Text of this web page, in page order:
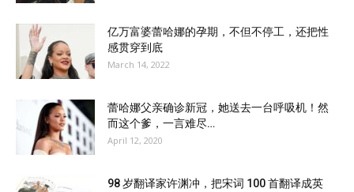
亿万富婆蕾哈娜的孕期，不但不停工，还把性
感贯穿到底
March 14, 2022
蕾哈娜父亲确诊新冠，她送去一台呼吸机！然
而这个爹，一言难尽…
April 12, 2020
98 岁翻译家许渊冲，把宋词 100 首翻译成英